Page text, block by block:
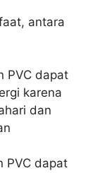
antara
PVC dapat
karena
dan
PVC dapat